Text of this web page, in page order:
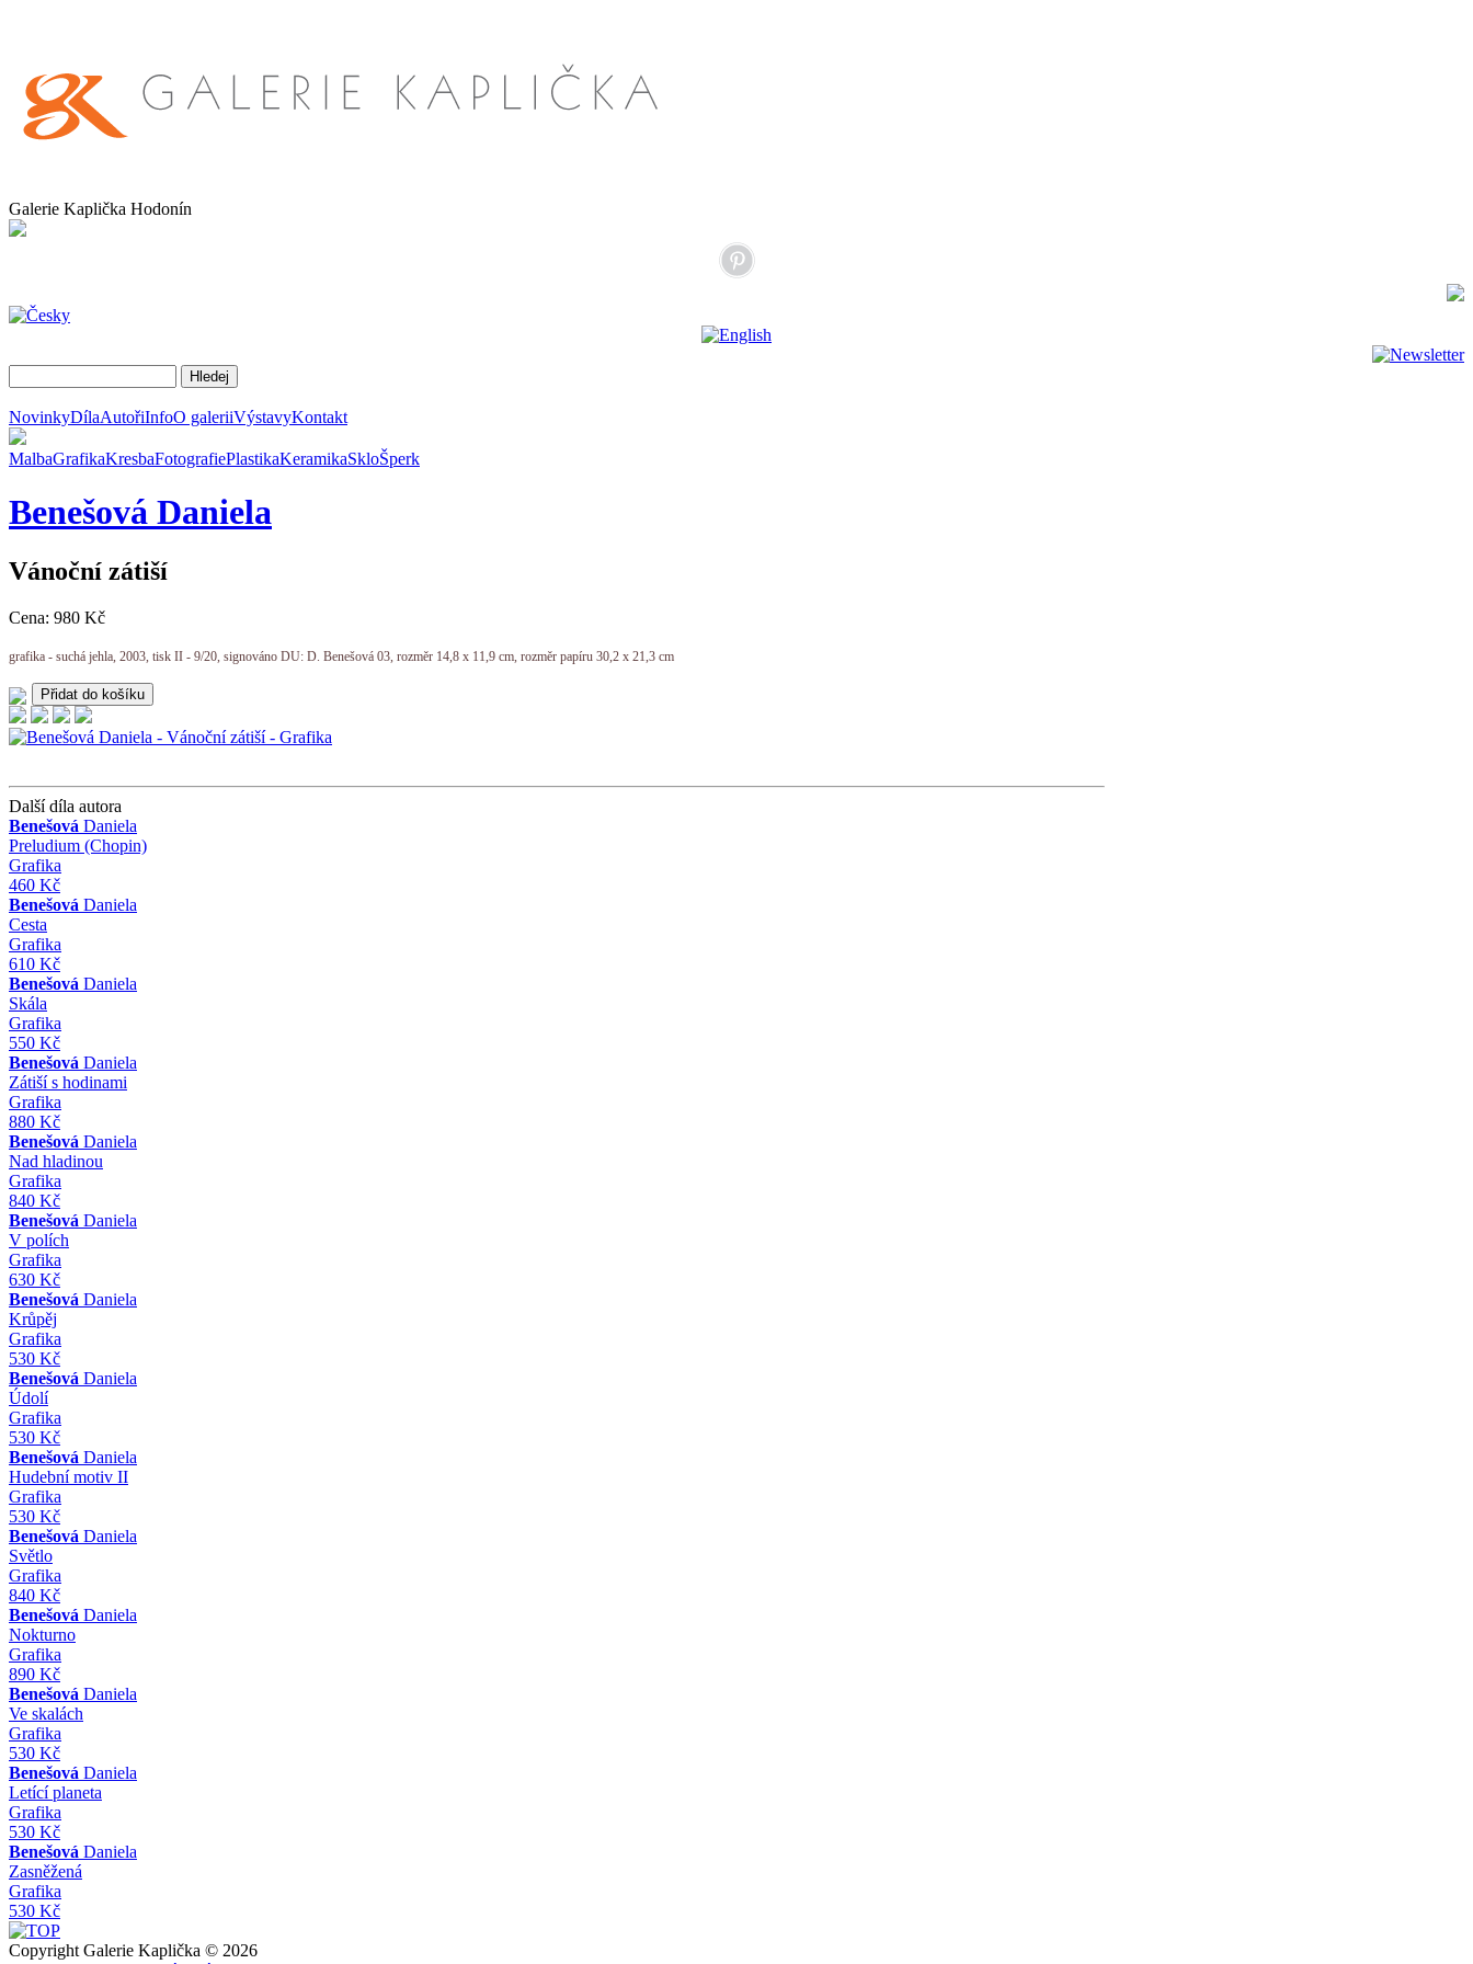
Galerie Kaplička Hodonín
NovinkyDílaAutořiInfoO galeriiVýstavyKontakt
MalbaGrafikaKresbaFotografiePlastikaKeramikaSkloŠperk
Benešová Daniela
Vánoční zátiší
Cena: 980 Kč
grafika - suchá jehla, 2003, tisk II - 9/20, signováno DU: D. Benešová 03, rozměr 14,8 x 11,9 cm, rozměr papíru 30,2 x 21,3 cm
Další díla autora
Benešová Daniela
Preludium (Chopin)
Grafika
460 Kč
Benešová Daniela
Cesta
Grafika
610 Kč
Benešová Daniela
Skála
Grafika
550 Kč
Benešová Daniela
Zátiší s hodinami
Grafika
880 Kč
Benešová Daniela
Nad hladinou
Grafika
840 Kč
Benešová Daniela
V polích
Grafika
630 Kč
Benešová Daniela
Krůpěj
Grafika
530 Kč
Benešová Daniela
Údolí
Grafika
530 Kč
Benešová Daniela
Hudební motiv II
Grafika
530 Kč
Benešová Daniela
Světlo
Grafika
840 Kč
Benešová Daniela
Nokturno
Grafika
890 Kč
Benešová Daniela
Ve skalách
Grafika
530 Kč
Benešová Daniela
Letící planeta
Grafika
530 Kč
Benešová Daniela
Zasněžená
Grafika
530 Kč
Copyright Galerie Kaplička © 2026